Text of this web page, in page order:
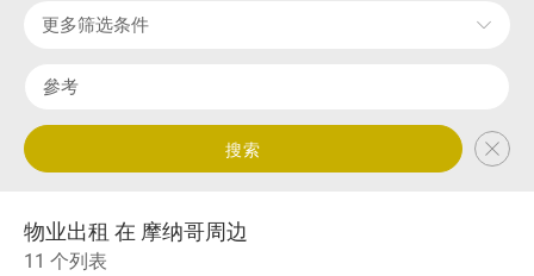
更多筛选条件
搜索
物业出租 在 摩纳哥周边
11 个列表